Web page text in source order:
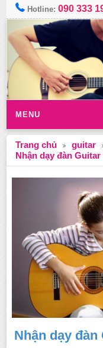
Hotline:090 333
MENU
Trang chủ
guitar
Nhận dạy đàn
Nhận dạy